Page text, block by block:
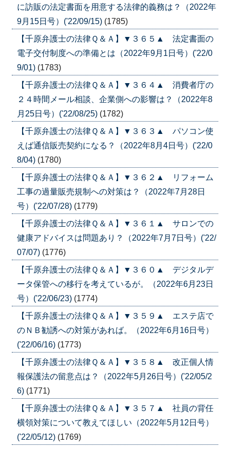
に訪販の法定書面を用意する法律的義務は？（2022年
9月15日号）('22/09/15) (1785)
【千原弁護士の法律Ｑ＆Ａ】▼３６５▲ 法定書面の
電子交付制度への準備とは（2022年9月1日号）('22/0
9/01) (1783)
【千原弁護士の法律Ｑ＆Ａ】▼３６４▲ 消費者庁の
２４時間メール相談、企業側への影響は？（2022年8
月25日号）('22/08/25) (1782)
【千原弁護士の法律Ｑ＆Ａ】▼３６３▲ パソコン使
えば通信販売契約になる？（2022年8月4日号）('22/0
8/04) (1780)
【千原弁護士の法律Ｑ＆Ａ】▼３６２▲ リフォーム
工事の過量販売規制への対策は？（2022年7月28日
号）('22/07/28) (1779)
【千原弁護士の法律Ｑ＆Ａ】▼３６１▲ サロンでの
健康アドバイスは問題あり？（2022年7月7日号）('22/
07/07) (1776)
【千原弁護士の法律Ｑ＆Ａ】▼３６０▲ デジタルデ
ータ保管への移行を考えているが。（2022年6月23日
号）('22/06/23) (1774)
【千原弁護士の法律Ｑ＆Ａ】▼３５９▲ エステ店で
のＮＢ勧誘への対策があれば。（2022年6月16日号）
('22/06/16) (1773)
【千原弁護士の法律Ｑ＆Ａ】▼３５８▲ 改正個人情
報保護法の留意点は？（2022年5月26日号）('22/05/2
6) (1771)
【千原弁護士の法律Ｑ＆Ａ】▼３５７▲ 社員の背任
横領対策について教えてほしい（2022年5月12日号）
('22/05/12) (1769)